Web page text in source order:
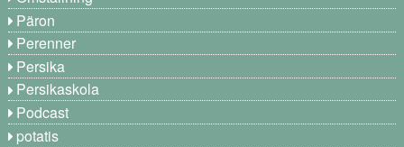
Päron
Perenner
Persika
Persikaskola
Podcast
potatis